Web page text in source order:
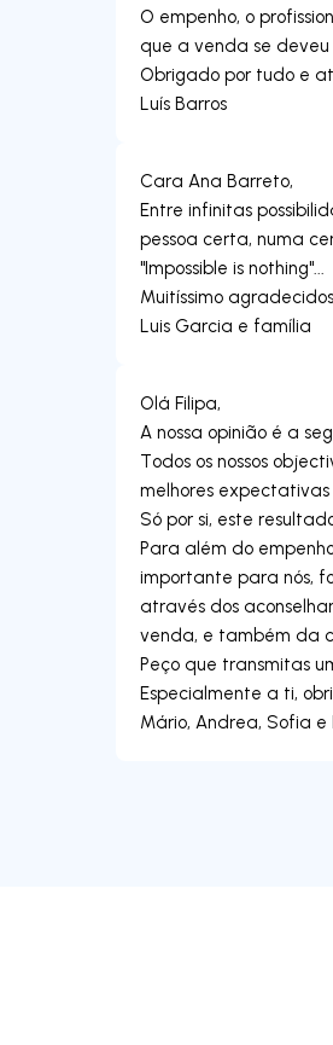
O empenho, o
que a venda se deveu
Obrigado por tudo e
Luís Barros
Cara Ana Barreto,
Entre infinitas
pessoa certa, numa
"Impossible is nothing"...
Muitíssimo agradecidos
Luis Garcia e família
Olá Filipa,
A nossa opinião é a
Todos os nossos
melhores
Só por si, este
Para além do
importante para nós,
através dos
venda, e também da
Peço que transmitas
Especialmente a ti,